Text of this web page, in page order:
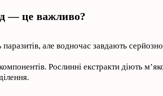
— це важливо?
але водночас завдають
Рослинні екстракти діють